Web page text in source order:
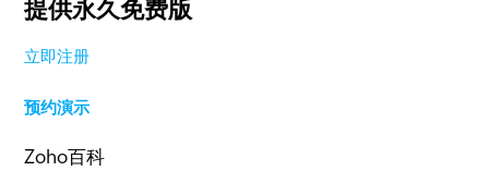
提供永久免费版
立即注册
预约演示
Zoho百科